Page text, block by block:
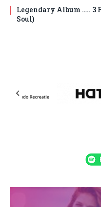
Legendary Album ….. 3
Soul)